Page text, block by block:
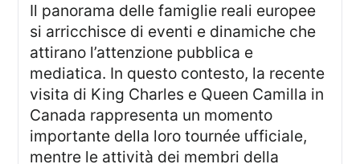
Il panorama delle famiglie reali europee
si arricchisce di eventi e dinamiche che
attirano l’attenzione pubblica e
mediatica. In questo contesto, la recente
visita di King Charles e Queen Camilla in
Canada rappresenta un momento
importante della loro tournée ufficiale,
mentre le attività dei membri della